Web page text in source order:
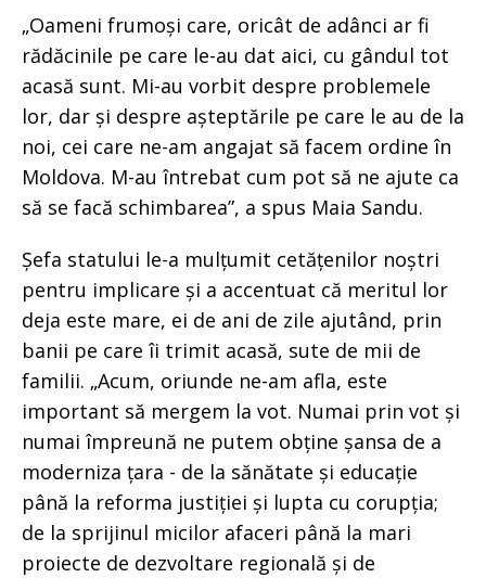
„Oameni frumoși care, oricât de adânci ar fi
rădăcinile pe care le-au dat aici, cu gândul tot
acasă sunt. Mi-au vorbit despre problemele
lor, dar și despre așteptările pe care le au de la
noi, cei care ne-am angajat să facem ordine în
Moldova. M-au întrebat cum pot să ne ajute ca
să se facă schimbarea”, a spus Maia Sandu.
Șefa statului le-a mulțumit cetățenilor noștri
pentru implicare și a accentuat că meritul lor
deja este mare, ei de ani de zile ajutând, prin
banii pe care îi trimit acasă, sute de mii de
familii. „Acum, oriunde ne-am afla, este
important să mergem la vot. Numai prin vot și
numai împreună ne putem obține șansa de a
moderniza țara - de la sănătate și educație
până la reforma justiției și lupta cu corupția;
de la sprijinul micilor afaceri până la mari
proiecte de dezvoltare regională și de